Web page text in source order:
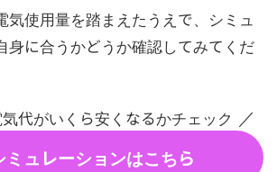
気使用量を踏まえたうえで、シミュ
身に合うかどうか確認してみてくだ
代がいくら安くなるかチェック
ミュレーションはこちら